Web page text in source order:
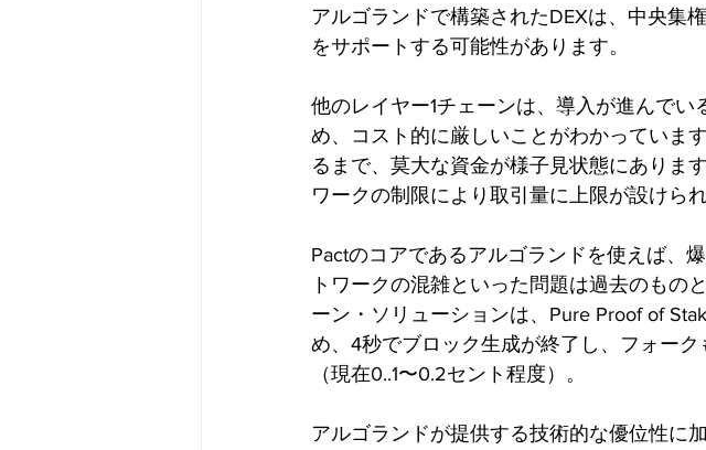
アルゴランドで構築されたDEXは、中央集
をサポートする可能性があります。
他のレイヤー1チェーンは、導入が進んで
め、コスト的に厳しいことがわかっていま
るまで、莫大な資金が様子見状態にありま
ワークの制限により取引量に上限が設けら
Pactのコアであるアルゴランドを使えば、
トワークの混雑といった問題は過去のもの
ーン・ソリューションは、Pure Proof of
め、4秒でブロック生成が終了し、フォー
（現在0..1〜0.2セント程度）。
アルゴランドが提供する技術的な優位性に